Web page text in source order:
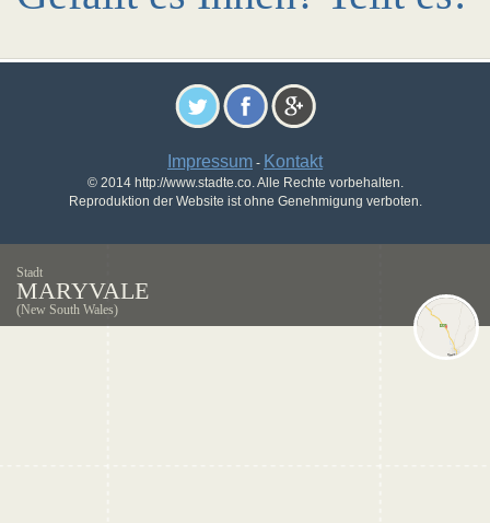
Impressum - Kontakt
© 2014 http://www.stadte.co. Alle Rechte vorbehalten.
Reproduktion der Website ist ohne Genehmigung verboten.
Stadt
MARYVALE
(New South Wales)